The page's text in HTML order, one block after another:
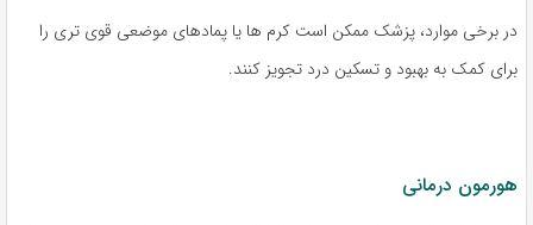
در برخی موارد، پزشک ممکن است کرم ها یا پمادهای موضعی قوی تری را
برای کمک به بهبود و تسکین درد تجویز کنند.
هورمون درمانی